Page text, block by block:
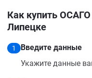
Как купить
Липецке
1
Введите данные
Укажите данные